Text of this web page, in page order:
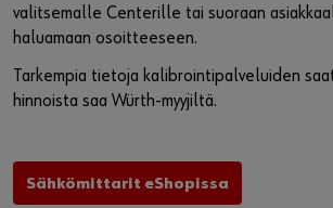
valitsemalle Centerille tai suoraan
haluamaan osoitteeseen.
Tarkempia tietoja kalibrointipalveluiden
hinnoista saa Würth-myyjiltä.
Sähkömittarit eShopissa